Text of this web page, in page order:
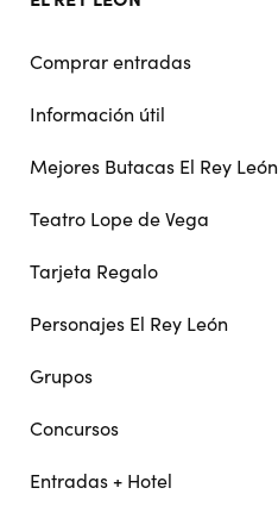
Comprar entradas
Información útil
Mejores Butacas El Rey León
Teatro Lope de Vega
Tarjeta Regalo
Personajes El Rey León
Grupos
Concursos
Entradas + Hotel